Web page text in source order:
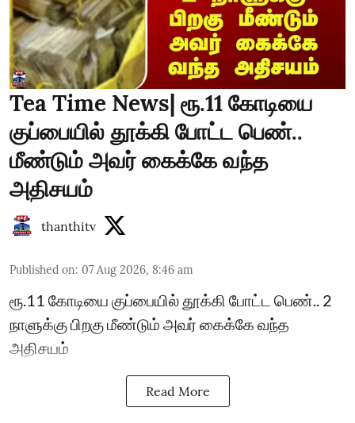
Tea Time News| ரூ.11 கோடியை
குப்பையில் தூக்கி போட்ட பெண்..
மீண்டும் அவர் கைக்கே வந்த
அதிசயம்
thanthitv
Published on: 07 Aug 2026, 8:46 am
ரூ.11 கோடியை குப்பையில் தூக்கி போட்ட பெண்.. 2
நாளுக்கு பிறகு மீண்டும் அவர் கைக்கே வந்த
அதிசயம்
Read More